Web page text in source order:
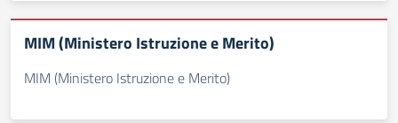
MIM (Ministero Istruzione e Merito)
MIM (Ministero Istruzione e Merito)